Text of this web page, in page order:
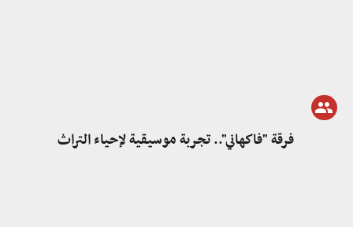
فرقة "فاكهاني".. تجربة موسيقية لإحياء التراث